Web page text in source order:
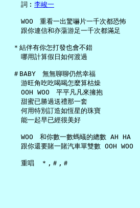
     詞︰
李峻一
     WOO　重看一出驚嚇片一千次都恐怖
     跟你連信和亦蕩游足一千次都滿足
   ＊結伴有你怎打發也會不錯
     哪用計算假日如何渡過
   ＃BABY　無無聊聊仍然幸福
     游旺角吃吃喝喝怎麼算枯燥
     OOH WOO　平平凡凡來擁抱
     甜蜜已勝過送禮那一套
     何用特別訂造如恆星的珠寶
     能一起早已經很美好
     WOO　和你數一數螞蟻的總數 AH HA
     跟你還要賭一賭汽車單雙數 OOH WOO